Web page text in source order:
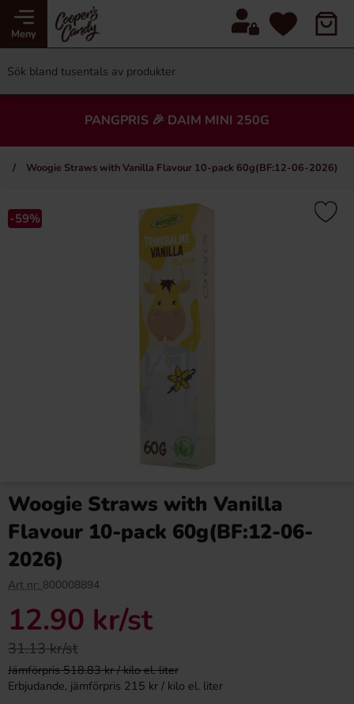
Meny
PANGPRIS 🎉 DAIM MINI 250G
Woogie Straws with Vanilla Flavour 10-pack 60g(BF:12-06-2026)
-59%
Woogie Straws with Vanilla
Flavour 10-pack 60g(BF:12-06-
2026)
Art nr: 800008894
12.90 kr/st
31.13 kr/st
Jämförpris 518.83 kr / kilo el. liter
Erbjudande, jämförpris 215 kr / kilo el. liter